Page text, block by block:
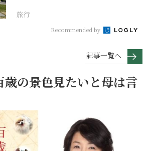
旅行
Recommended by
記事一覧へ
歳の景色見たいと母は言